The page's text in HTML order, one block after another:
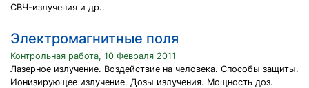
СВЧ-излучения и др..
Электромагнитные поля
Контрольная работа, 10 Февраля 2011
Лазерное излучение. Воздействие на человека. Способы защиты.
Ионизирующее излучение. Дозы излучения. Мощность доз.